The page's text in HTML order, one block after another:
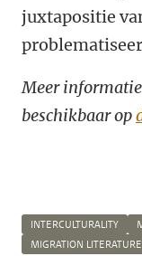
juxtapositie
Meer
beschikbaar op
INTERCULTURALITY
MIGRATION LITERATURE